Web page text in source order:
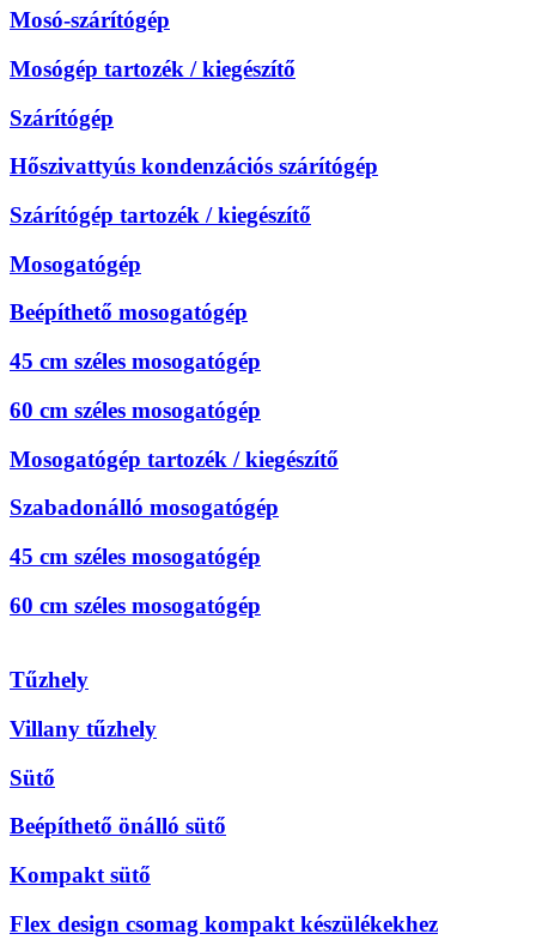
Mosó-szárítógép
Mosógép tartozék / kiegészítő
Szárítógép
Hőszivattyús kondenzációs szárítógép
Szárítógép tartozék / kiegészítő
Mosogatógép
Beépíthető mosogatógép
45 cm széles mosogatógép
60 cm széles mosogatógép
Mosogatógép tartozék / kiegészítő
Szabadonálló mosogatógép
45 cm széles mosogatógép
60 cm széles mosogatógép
Tűzhely
Villany tűzhely
Sütő
Beépíthető önálló sütő
Kompakt sütő
Flex design csomag kompakt készülékekhez